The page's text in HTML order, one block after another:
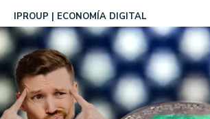
IPROUP ECONOMÍA DIGITAL